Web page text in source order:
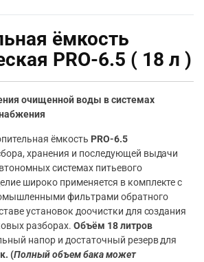
ёмкость
PRO-6.5 ( 18 л )
очищенной воды в системах
ёмкость PRO-6.5
хранения и последующей выдачи
системах питьевого
широко применяется в комплекте с
фильтрами обратного
установок доочистки для создания
разборах. Объём 18 литров
напор и достаточный резерв для
(Полный объем бака может